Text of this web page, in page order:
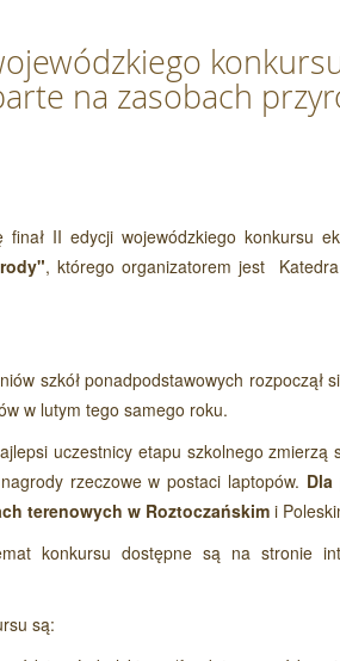
na zasobach
finał II edycji wojewódzkiego konkursu
, którego organizatorem jest
szkół ponadpodstawowych
w lutym tego samego roku.
uczestnicy etapu szkolnego
rzeczowe w postaci laptopów.
terenowych w Roztoczańskim i
konkursu dostępne są na stronie
są: